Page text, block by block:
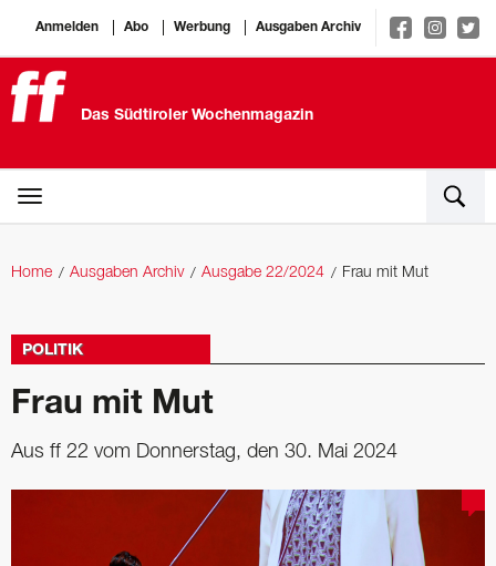
Anmelden Abo Werbung Ausgaben Archiv
Das Südtiroler Wochenmagazin
Home Ausgaben Archiv Ausgabe 22/2024 Frau mit Mut
POLITIK
Frau mit Mut
Aus ff 22 vom Donnerstag, den 30. Mai 2024